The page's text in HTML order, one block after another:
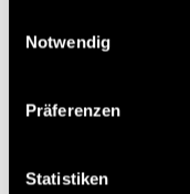
Notwendig
Präferenzen
Statistiken